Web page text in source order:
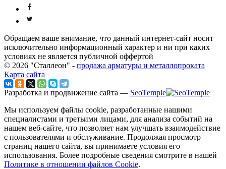
Обращаем ваше внимание, что данный интернет-сайт носит
исключительно информационный характер и ни при каких
условиях не является публичной оффертой
© 2026 "Сталлеон" - продажа арматуры и металлопроката
Карта сайта
Разработка и продвижение сайта — SeoTemple
Мы используем файлы cookie, разработанные нашими
специалистами и третьими лицами, для анализа событий на
нашем веб-сайте, что позволяет нам улучшать взаимодействие
с пользователями и обслуживание. Продолжая просмотр
страниц нашего сайта, вы принимаете условия его
использования. Более подробные сведения смотрите в нашей
Политике в отношении файлов Cookie.